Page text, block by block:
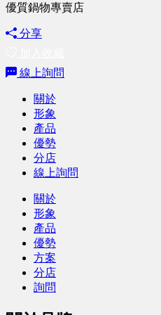
優質鍋物專賣店
分享
線上詢問
關於
形象
產品
優勢
分店
線上詢問
關於
形象
產品
優勢
方案
分店
詢問